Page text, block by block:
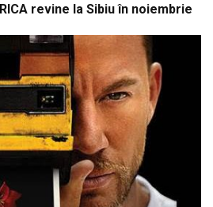
revine la Sibiu în noiembrie